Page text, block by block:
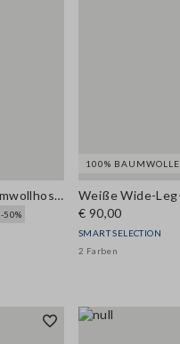
Grüne Stretch-Baumwollhosen
-50%
100% BAUMWOLLE
€ 90,00
SMART SELECTION
2 Farben